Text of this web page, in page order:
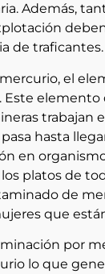
Además,
de traficantes.
el
Este
trabajan
hasta
en
platos de
de
que
por
lo que